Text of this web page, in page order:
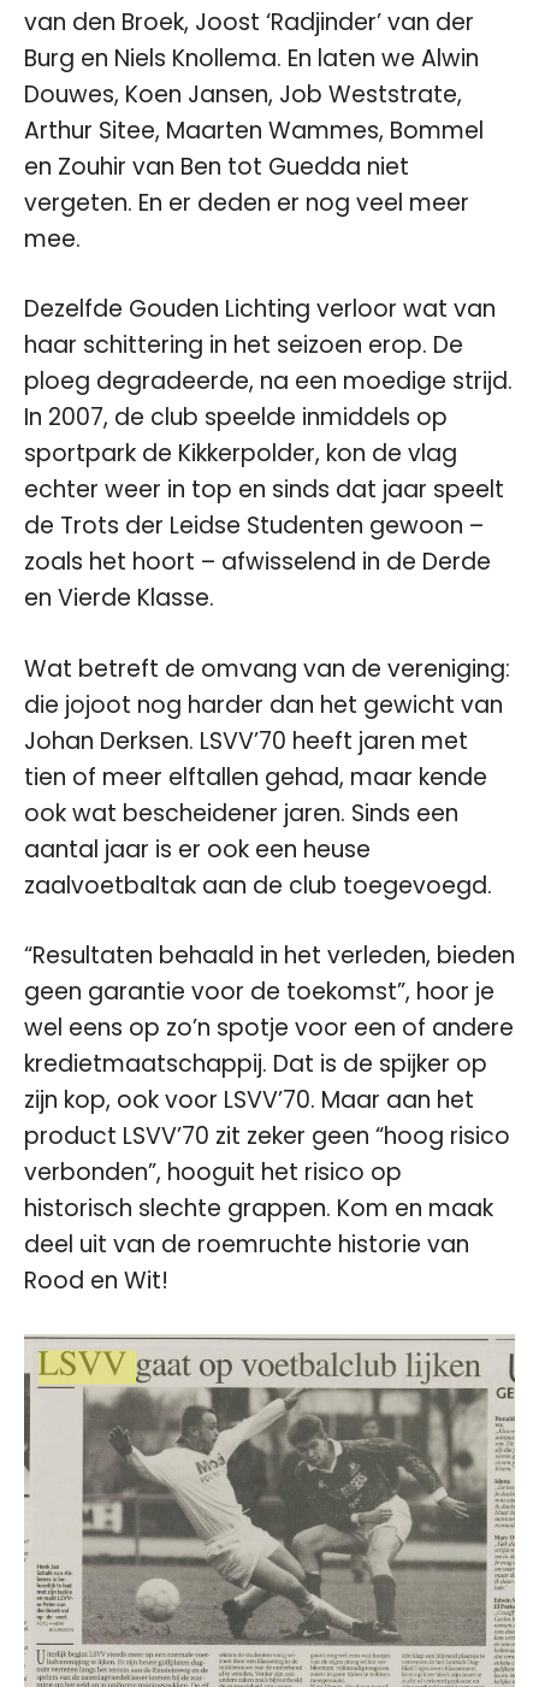
van den Broek, Joost ‘Radjinder’ van der
Burg en Niels Knollema. En laten we Alwin
Douwes, Koen Jansen, Job Weststrate,
Arthur Sitee, Maarten Wammes, Bommel
en Zouhir van Ben tot Guedda niet
vergeten. En er deden er nog veel meer
mee.
Dezelfde Gouden Lichting verloor wat van
haar schittering in het seizoen erop. De
ploeg degradeerde, na een moedige strijd.
In 2007, de club speelde inmiddels op
sportpark de Kikkerpolder, kon de vlag
echter weer in top en sinds dat jaar speelt
de Trots der Leidse Studenten gewoon –
zoals het hoort – afwisselend in de Derde
en Vierde Klasse.
Wat betreft de omvang van de vereniging:
die jojoot nog harder dan het gewicht van
Johan Derksen. LSVV’70 heeft jaren met
tien of meer elftallen gehad, maar kende
ook wat bescheidener jaren. Sinds een
aantal jaar is er ook een heuse
zaalvoetbaltak aan de club toegevoegd.
“Resultaten behaald in het verleden, bieden
geen garantie voor de toekomst”, hoor je
wel eens op zo’n spotje voor een of andere
kredietmaatschappij. Dat is de spijker op
zijn kop, ook voor LSVV’70. Maar aan het
product LSVV’70 zit zeker geen “hoog risico
verbonden”, hooguit het risico op
historisch slechte grappen. Kom en maak
deel uit van de roemruchte historie van
Rood en Wit!